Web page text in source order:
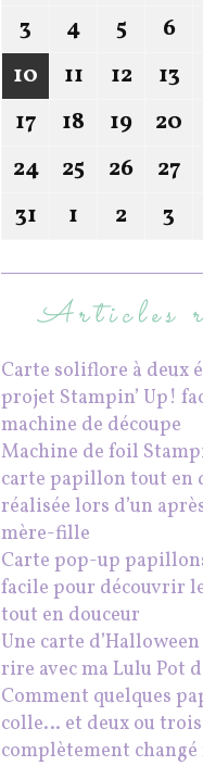
3
4 5 6
10
11 12 13
17
18 19 20
24
25 26 27
31
1 2 3
Articles
Carte soliflore à deux
projet Stampin’ Up!
machine de découpe
Machine de foil
carte papillon tout en
réalisée lors d’un
mère-fille
Carte pop-up
facile pour découvrir
tout en douceur
Une carte
rire avec ma Lulu Pot
Comment quelques
colle… et deux ou
complètement changé